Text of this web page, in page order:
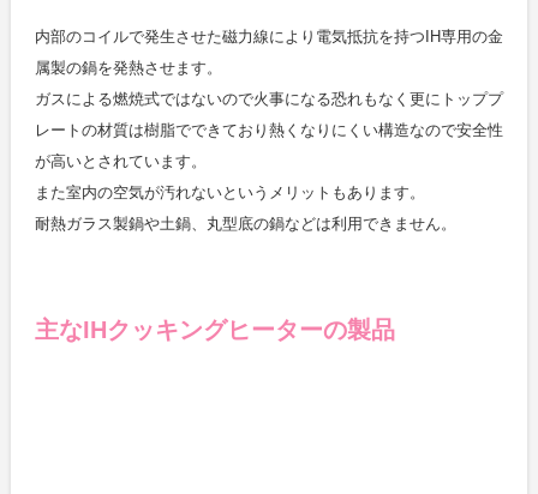
内部のコイルで発生させた磁力線により電気抵抗を持つIH専用の金
属製の鍋を発熱させます。
ガスによる燃焼式ではないので火事になる恐れもなく更にトッププ
レートの材質は樹脂でできており熱くなりにくい構造なので安全性
が高いとされています。
また室内の空気が汚れないというメリットもあります。
耐熱ガラス製鍋や土鍋、丸型底の鍋などは利用できません。
主なIHクッキングヒーターの製品